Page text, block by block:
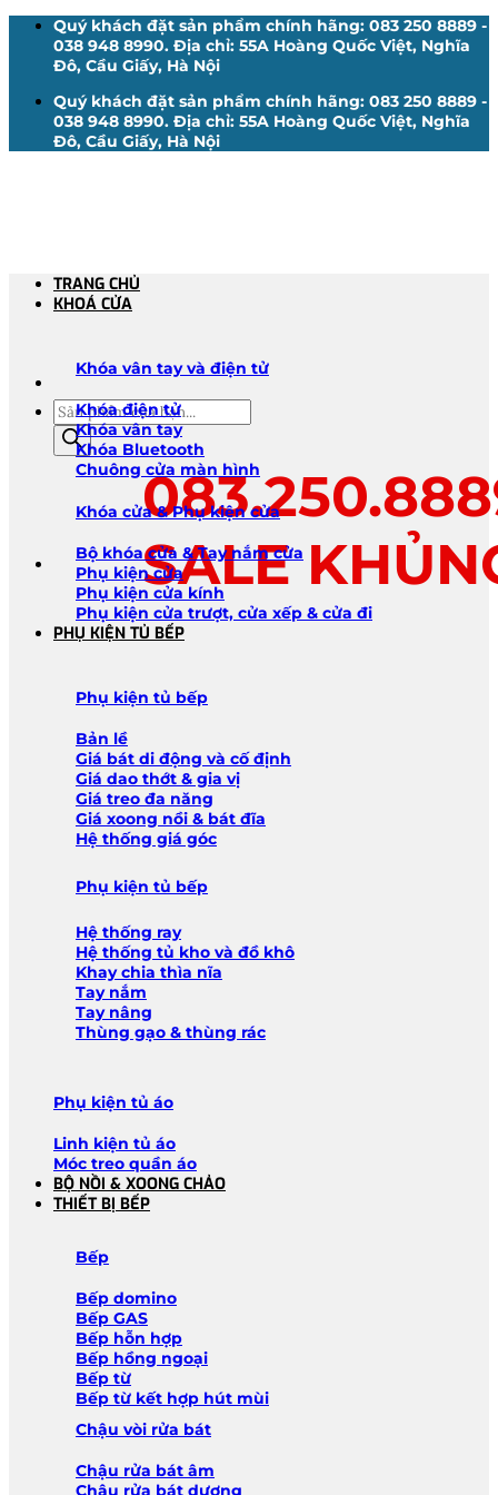
Quý khách đặt sản phẩm chính hãng: 083 250 8889 -
038 948 8990. Địa chỉ: 55A Hoàng Quốc Việt, Nghĩa
Đô, Cầu Giấy, Hà Nội
Quý khách đặt sản phẩm chính hãng: 083 250 8889 -
038 948 8990. Địa chỉ: 55A Hoàng Quốc Việt, Nghĩa
Đô, Cầu Giấy, Hà Nội
Tìm
kiếm
sản
phẩm
SALE
TRANG CHỦ
KHOÁ CỬA
Khóa vân tay và điện tử
Khóa điện tử
Khóa vân tay
Khóa Bluetooth
Chuông cửa màn hình
Khóa cửa & Phụ kiện cửa
Bộ khóa cửa & Tay nắm cửa
Phụ kiện cửa
Phụ kiện cửa kính
Phụ kiện cửa trượt, cửa xếp & cửa đi
PHỤ KIỆN TỦ BẾP
Phụ kiện tủ bếp
Bản lề
Giá bát di động và cố định
Giá dao thớt & gia vị
Giá treo đa năng
Giá xoong nồi & bát đĩa
Hệ thống giá góc
Phụ kiện tủ bếp
Hệ thống ray
Hệ thống tủ kho và đồ khô
Khay chia thìa nĩa
Tay nắm
Tay nâng
Thùng gạo & thùng rác
Phụ kiện tủ áo
Linh kiện tủ áo
Móc treo quần áo
BỘ NỒI & XOONG CHẢO
THIẾT BỊ BẾP
Bếp
Bếp domino
Bếp GAS
Bếp hỗn hợp
Bếp hồng ngoại
Bếp từ
Bếp từ kết hợp hút mùi
Chậu vòi rửa bát
Chậu rửa bát âm
Chậu rửa bát dương